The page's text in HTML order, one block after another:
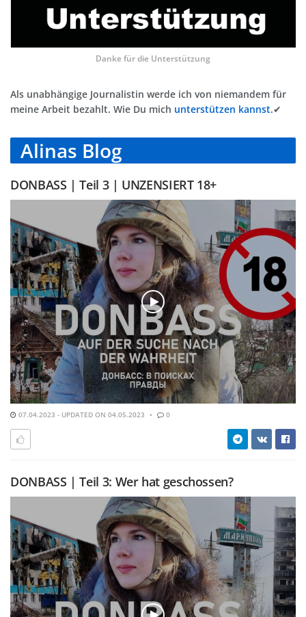
Danke für die Unterstützung
Als unabhängige Journalistin werde ich von niemandem für
meine Arbeit bezahlt. Wie Du mich unterstützen kannst.✔
Alinas Blog
DONBASS | Teil 3 | UNZENSIERT 18+
07.04.2023 - UPDATED ON 04.05.2023 0
DONBASS | Teil 3: Wer hat geschossen?